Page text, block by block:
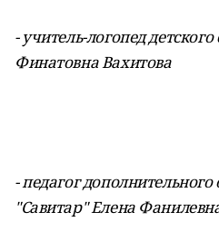
- учитель-логопед
Финатовна Вахитова
- педагог
"Савитар" Елена